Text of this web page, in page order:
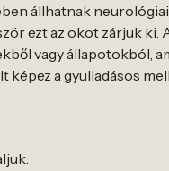
állhatnak
ezt az okot zárjuk
vagy állapotokból,
képez a gyulladásos